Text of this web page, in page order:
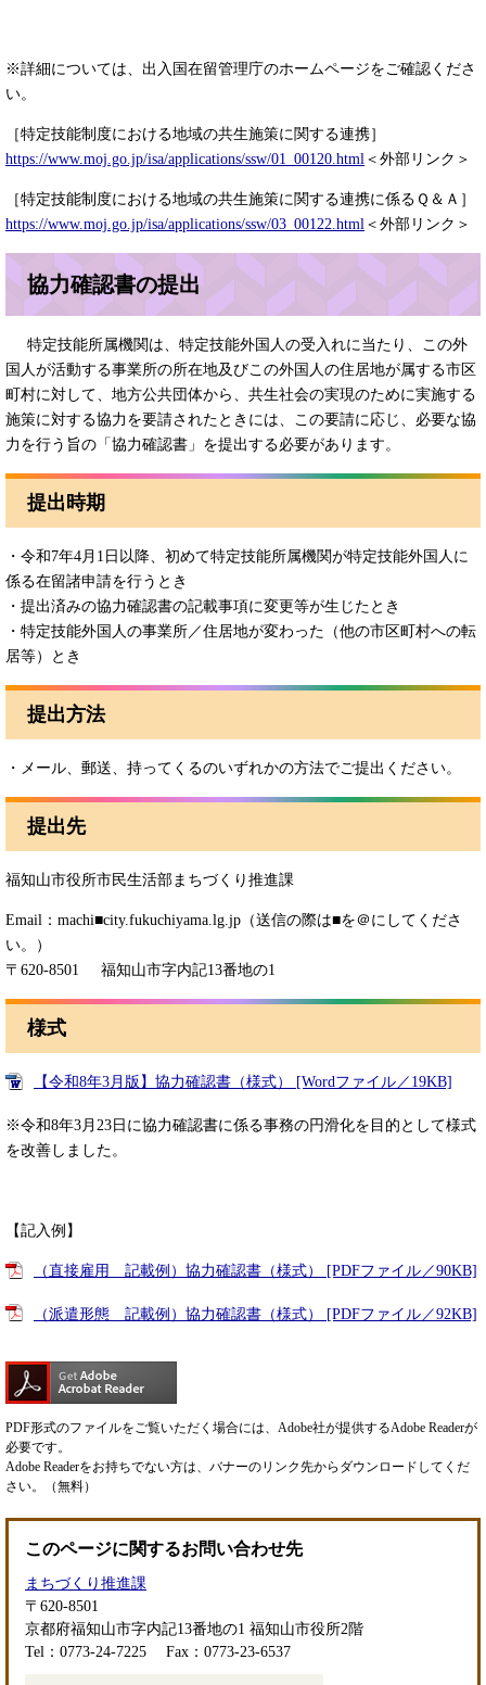
※詳細については、出入国在留管理庁のホームページをご確認くださ
い。
［特定技能制度における地域の共生施策に関する連携​］ ​
https://www.moj.go.jp/isa/applications/ssw/01_00120.html ＜外部リンク＞
［特定技能制度における地域の共生施策に関する連携に係るＱ＆Ａ​］​
https://www.moj.go.jp/isa/applications/ssw/03_00122.html ＜外部リンク＞
協力確認書の提出
特定技能所属機関は、特定技能外国人の受入れに当たり、この外
国人が活動する事業所の所在地及びこの外国人の住居地が属する市区
町村に対して、地方公共団体から、共生社会の実現のために実施する
施策に対する協力を要請されたときには、この要請に応じ、必要な協
力を行う旨の「協力確認書」を提出する必要があります。
提出時期
・令和7年4月1日以降、初めて特定技能所属機関が特定技能外国人に
係る在留諸申請を行うとき
・提出済みの協力確認書の記載事項に変更等が生じたとき
・特定技能外国人の事業所／住居地が変わった（他の市区町村への転
居等）とき
提出方法
・メール、郵送、持ってくるのいずれかの方法でご提出ください。
提出先
福知山市役所市民生活部まちづくり推進課
Email：machi■city.fukuchiyama.lg.jp（送信の際は■を＠にしてくださ
い。）
〒620-8501 福知山市字内記13番地の1
様式
【令和8年3月版】協力確認書（様式） [Wordファイル／19KB]
※令和8年3月23日に協力確認書に係る事務の円滑化を目的として様式
を改善しました。
【記入例】
（直接雇用＿記載例）協力確認書（様式） [PDFファイル／90KB]
（派遣形態＿記載例）協力確認書（様式） [PDFファイル／92KB]
PDF形式のファイルをご覧いただく場合には、Adobe社が提供するAdobe Readerが
必要です。
Adobe Readerをお持ちでない方は、バナーのリンク先からダウンロードしてくだ
さい。（無料）
このページに関するお問い合わせ先
まちづくり推進課
〒620-8501
京都府福知山市字内記13番地の1 福知山市役所2階
Tel：0773-24-7225
Fax：0773-23-6537